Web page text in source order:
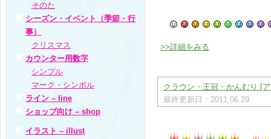
>>詳細をみる
クラウン・王冠・かんむり [
最終更新日：2011.06.29
そのた
シーズン・イベント（季節・行
事）
クリスマス
カウンター用数字
シンプル
マーク・シンボル
ライン – line
ショップ向け – shop
イラスト – illust